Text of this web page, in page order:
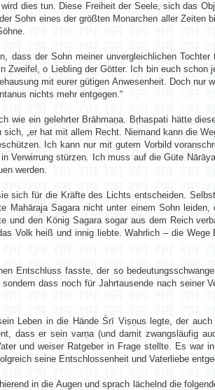
dies tun. Diese Freiheit der Seele, sich das
Sohn eines der größten Monarchen aller Zeiten
dass der Sohn meiner unvergleichlichen
Zweifel, o Liebling der Götter. Ich bin euch schon
mit eurer gütigen Anwesenheit. Doch nur
nichts mehr entgegen.“
wie ein gelehrter Brāhmaṇa. Bṛhaspati hätte
„er hat mit allem Recht. Niemand kann die
Ich kann nur mit gutem Vorbild
Verwirrung stürzen. Ich muss auf die Güte
werden.
sich für die Kräfte des Lichts entscheiden.
Mahāraja Sagara nicht unter einem Sohn
und den König Sagara sogar aus dem Reich
Volk heiß und innig liebte. Wahrlich – die Wege
Entschluss fasste, der so
dass noch für Jahrtausende nach seiner
Leben in die Hände Śrī Viṣṇus legte, der
dass er sein varṇa (und damit zwangsläufig
und weiser Ratgeber in Frage stellte. Es war
seine Entschlossenheit und Vaterliebe
in die Augen und sprach lächelnd die